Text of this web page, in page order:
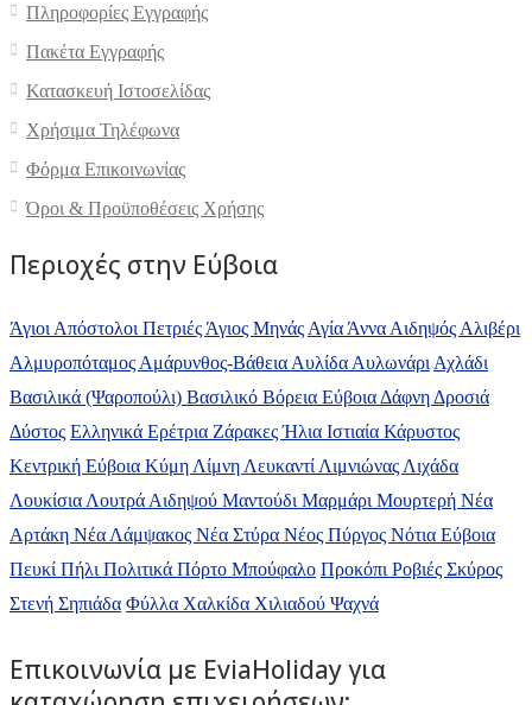
Πληροφορίες Εγγραφής
Πακέτα Εγγραφής
Κατασκευή Ιστοσελίδας
Χρήσιμα Τηλέφωνα
Φόρμα Επικοινωνίας
Όροι & Προϋποθέσεις Xρήσης
Περιοχές στην Εύβοια
Άγιοι Απόστολοι Πετριές Άγιος Μηνάς Αγία Άννα Αιδηψός Αλιβέρι
Αλμυροπόταμος Αμάρυνθος-Βάθεια Αυλίδα Αυλωνάρι Αχλάδι
Βασιλικά (Ψαροπούλι) Βασιλικό Βόρεια Εύβοια Δάφνη Δροσιά
Δύστος Ελληνικά Ερέτρια ΖάρακεςΉλια Ιστιαία Κάρυστος
Κεντρική Εύβοια Κύμη Λίμνη Λευκαντί Λιμνιώνας Λιχάδα
Λουκίσια Λουτρά Αιδηψού Μαντούδι Μαρμάρι Μουρτερή Νέα
Αρτάκη Νέα Λάμψακος Νέα Στύρα Νέος Πύργος Νότια Εύβοια
Πευκί Πήλι Πολιτικά Πόρτο Μπούφαλο Προκόπι Ροβιές Σκύρος
Στενή Σηπιάδα Φύλλα Χαλκίδα Χιλιαδού Ψαχνά
Επικοινωνία με ΕviaHoliday για